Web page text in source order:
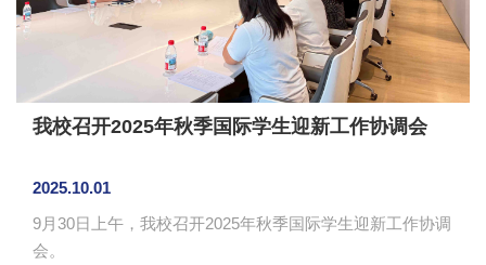
我校召开2025年秋季国际学生迎新工作协调会
2025.10.01
9月30日上午，我校召开2025年秋季国际学生迎新工作协调
会。